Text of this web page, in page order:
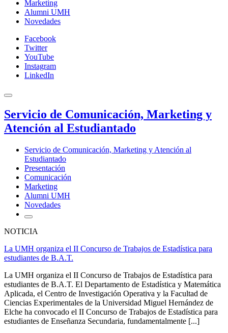
Marketing
Alumni UMH
Novedades
Facebook
Twitter
YouTube
Instagram
LinkedIn
Servicio de Comunicación, Marketing y
Atención al Estudiantado
Servicio de Comunicación, Marketing y Atención al
Estudiantado
Presentación
Comunicación
Marketing
Alumni UMH
Novedades
NOTICIA
La UMH organiza el II Concurso de Trabajos de Estadística para
estudiantes de B.A.T.
La UMH organiza el II Concurso de Trabajos de Estadística para
estudiantes de B.A.T. El Departamento de Estadística y Matemática
Aplicada, el Centro de Investigación Operativa y la Facultad de
Ciencias Experimentales de la Universidad Miguel Hernández de
Elche ha convocado el II Concurso de Trabajos de Estadística para
estudiantes de Enseñanza Secundaria, fundamentalmente [...]